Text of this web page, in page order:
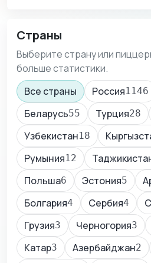
Страны
Выберите страну или
больше статистики.
Все страны
Россия1146
Беларусь55 Турция28
Узбекистан18
Румыния12
Польша6 Эстония5
Болгария4 Сербия4
Грузия3 Черногория3
Катар3 Азербайджан2